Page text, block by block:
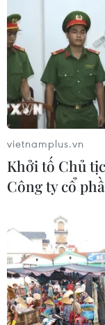
vietnamplus.vn
Khởi tố Chủ
Công ty cổ